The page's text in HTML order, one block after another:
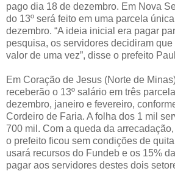
pago dia 18 de dezembro. Em Nova
do 13º será feito em uma parcela
dezembro. “A ideia inicial era pagar
pesquisa, os servidores decidiram
valor de uma vez”, disse o prefeito
Em Coração de Jesus (Norte de
receberão o 13º salário em três
dezembro, janeiro e fevereiro,
Cordeiro de Faria. A folha dos 1 mil
700 mil. Com a queda da
o prefeito ficou sem condições de
usará recursos do Fundeb e os 15%
pagar aos servidores destes dois